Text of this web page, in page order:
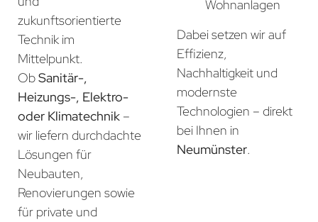
zukunftsorientierte
Technik im
Mittelpunkt.
ObSanitär-,
Heizungs-, Elektro-
oder Klimatechnik –
wir liefern durchdachte
Lösungen für
Neubauten,
Renovierungen sowie
für private und
Wohnanlagen
Dabei setzen wir auf
Effizienz,
Nachhaltigkeit und
modernste
Technologien – direkt
bei Ihnen in
Neumünster.